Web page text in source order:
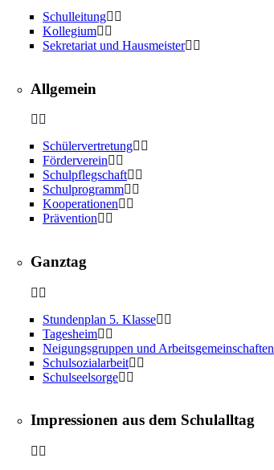
Schulleitung
Kollegium
Sekretariat und Hausmeister
Allgemein
Schülervertretung
Förderverein
Schulpflegschaft
Schulprogramm
Kooperationen
Prävention
Ganztag
Stundenplan 5. Klasse
Tagesheim
Neigungsgruppen und Arbeitsgemeinschaften
Schulsozialarbeit
Schulseelsorge
Impressionen aus dem Schulalltag